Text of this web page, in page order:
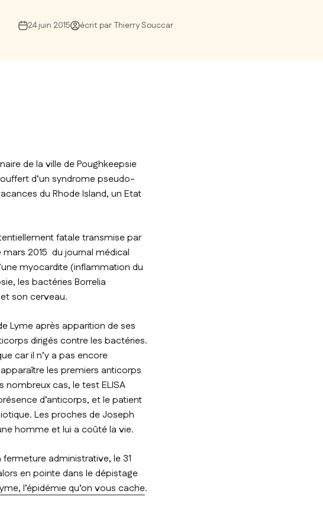
24 juin 2015 écrit par Thierry Souccar
de la ville de Poughkeepsie
d’un syndrome pseudo-
du Rhode Island, un Etat
fatale transmise par
mars 2015 du journal médical
myocardite (inflammation du
les bactéries Borrelia
son cerveau.
Lyme après apparition de ses
dirigés contre les bactéries.
car il n’y a pas encore
les premiers anticorps
nombreux cas, le test ELISA
d’anticorps, et le patient
Les proches de Joseph
homme et lui a coûté la vie.
administrative, le 31
en pointe dans le dépistage
l’épidémie qu’on vous cache.